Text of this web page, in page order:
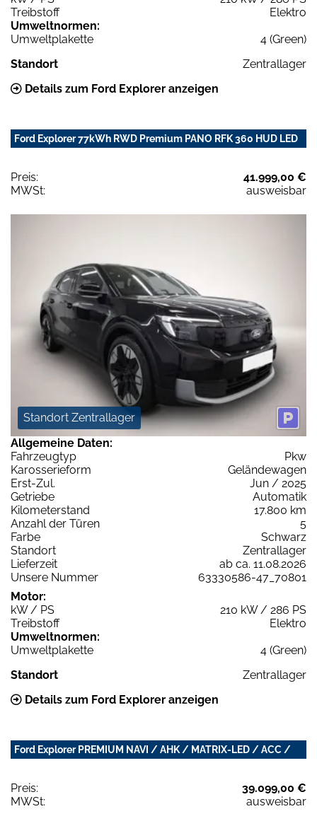
Treibstoff
Elektro
Umweltnormen:
Umweltplakette
4 (Green)
Standort
Zentrallager
Details zum Ford Explorer anzeigen
Ford Explorer 77kWh RWD Premium PANO RFK 360 HUD LED
Preis:
41.999,00 €
MWSt:
ausweisbar
Standort Zentrallager
Allgemeine Daten:
Fahrzeugtyp
Pkw
Karosserieform
Geländewagen
Erst-Zul.
Jun / 2025
Getriebe
Automatik
Kilometerstand
17.800 km
Anzahl der Türen
5
Farbe
Schwarz
Standort
Zentrallager
Lieferzeit
ab ca. 11.08.2026
Unsere Nummer
63330586-47_70801
Motor:
kW / PS
210 kW / 286 PS
Treibstoff
Elektro
Umweltnormen:
Umweltplakette
4 (Green)
Standort
Zentrallager
Details zum Ford Explorer anzeigen
Ford Explorer PREMIUM NAVI / AHK / MATRIX-LED / ACC /
Preis:
39.099,00 €
MWSt:
ausweisbar